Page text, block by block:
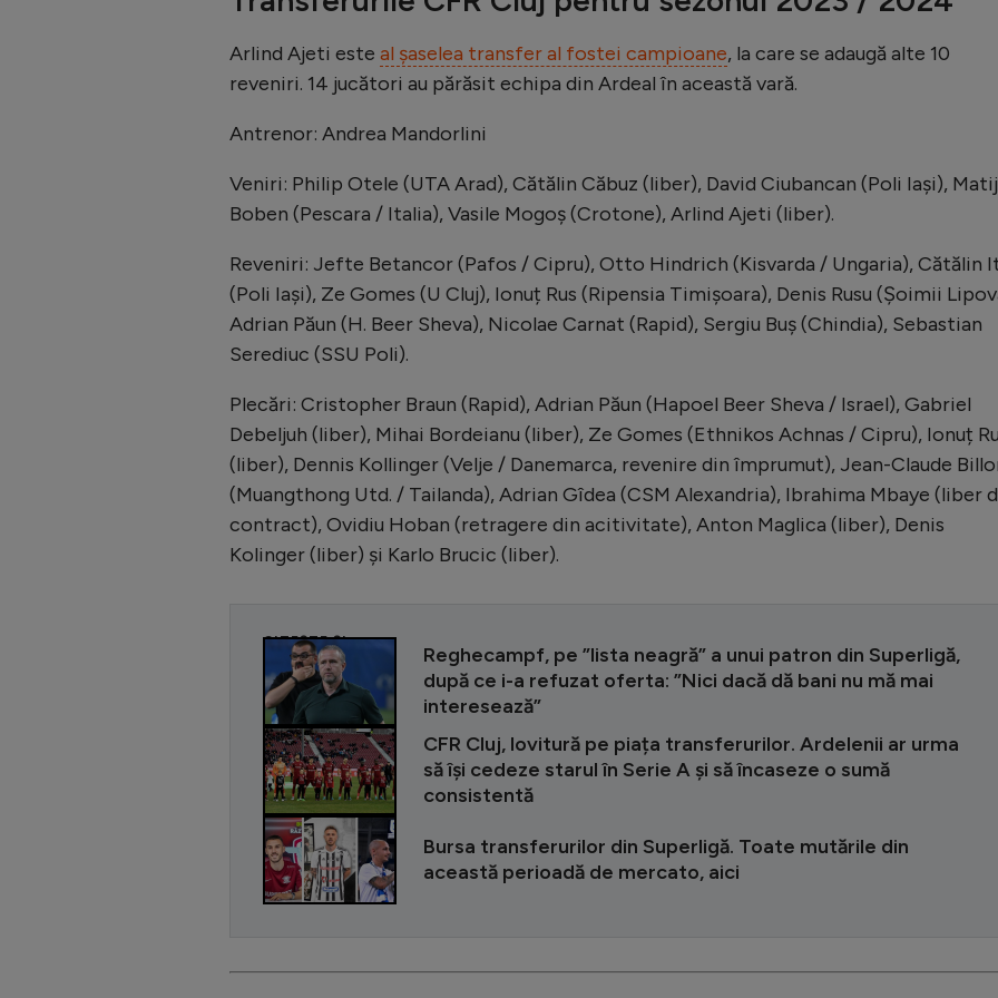
Arlind Ajeti este al șaselea transfer al fostei campioane, la care se adaugă alte 10
reveniri. 14 jucători au părăsit echipa din Ardeal în această vară.
Antrenor: Andrea Mandorlini
Veniri: Philip Otele (UTA Arad), Cătălin Căbuz (liber), David Ciubancan (Poli Iași),
Boben (Pescara / Italia), Vasile Mogoș (Crotone), Arlind Ajeti (liber).
Reveniri: Jefte Betancor (Pafos / Cipru), Otto Hindrich (Kisvarda / Ungaria), Cătălin
(Poli Iași), Ze Gomes (U Cluj), Ionuț Rus (Ripensia Timișoara), Denis Rusu (Șoimii
Adrian Păun (H. Beer Sheva), Nicolae Carnat (Rapid), Sergiu Buș (Chindia), Sebastian
Serediuc (SSU Poli).
Plecări: Cristopher Braun (Rapid), Adrian Păun (Hapoel Beer Sheva / Israel), Gabriel
Debeljuh (liber), Mihai Bordeianu (liber), Ze Gomes (Ethnikos Achnas / Cipru), Ionuț
(liber), Dennis Kollinger (Velje / Danemarca, revenire din împrumut), Jean-Claude
(Muangthong Utd. / Tailanda), Adrian Gîdea (CSM Alexandria), Ibrahima Mbaye (liber
contract), Ovidiu Hoban (retragere din acitivitate), Anton Maglica (liber), Denis
Kolinger (liber) și Karlo Brucic (liber).
CITEȘTE ȘI
Reghecampf, pe ”lista neagră” a unui patron din Superligă,
după ce i-a refuzat oferta: ”Nici dacă dă bani nu mă mai
interesează”
CFR Cluj, lovitură pe piața transferurilor. Ardelenii ar urma
să își cedeze starul în Serie A și să încaseze o sumă
consistentă
Bursa transferurilor din Superligă. Toate mutările din
această perioadă de mercato, aici